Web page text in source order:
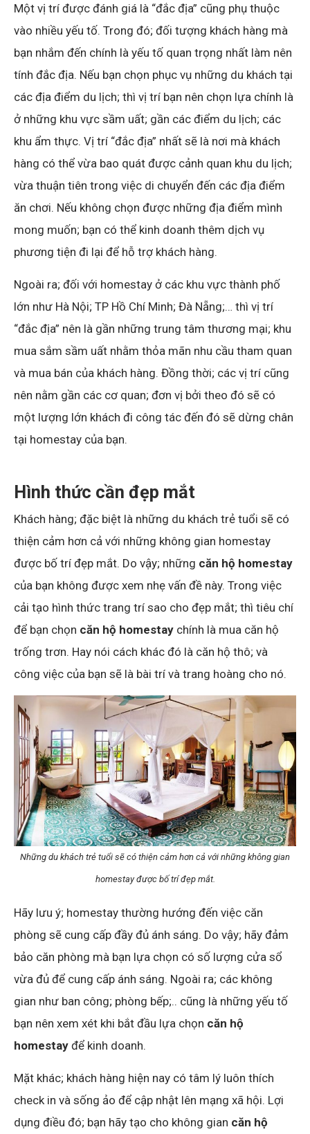
Một vị trí được đánh giá là “đắc địa” cũng phụ thuộc
vào nhiều yếu tố. Trong đó; đối tượng khách hàng mà
bạn nhắm đến chính là yếu tố quan trọng nhất làm nên
tính đắc địa. Nếu bạn chọn phục vụ những du khách tại
các địa điểm du lịch; thì vị trí bạn nên chọn lựa chính là
ở những khu vực sầm uất; gần các điểm du lịch; các
khu ẩm thực. Vị trí “đắc địa” nhất sẽ là nơi mà khách
hàng có thể vừa bao quát được cảnh quan khu du lịch;
vừa thuận tiên trong việc di chuyển đến các địa điểm
ăn chơi. Nếu không chọn được những địa điểm mình
mong muốn; bạn có thể kinh doanh thêm dịch vụ
phương tiện đi lại để hỗ trợ khách hàng.
Ngoài ra; đối với homestay ở các khu vực thành phố
lớn như Hà Nội; TP Hồ Chí Minh; Đà Nẵng;… thì vị trí
“đắc địa” nên là gần những trung tâm thương mại; khu
mua sắm sầm uất nhằm thỏa mãn nhu cầu tham quan
và mua bán của khách hàng. Đồng thời; các vị trí cũng
nên nằm gần các cơ quan; đơn vị bởi theo đó sẽ có
một lượng lớn khách đi công tác đến đó sẽ dừng chân
tại homestay của bạn.
Hình thức cần đẹp mắt
Khách hàng; đặc biệt là những du khách trẻ tuổi sẽ có
thiện cảm hơn cả với những không gian homestay
được bố trí đẹp mắt. Do vậy; những căn hộ homestay
của bạn không được xem nhẹ vấn đề này. Trong việc
cải tạo hình thức trang trí sao cho đẹp mắt; thì tiêu chí
để bạn chọn căn hộ homestay chính là mua căn hộ
trống trơn. Hay nói cách khác đó là căn hộ thô; và
công việc của bạn sẽ là bài trí và trang hoàng cho nó.
Những du khách trẻ tuổi sẽ có thiện cảm hơn cả với những không gian
homestay được bố trí đẹp mắt.
Hãy lưu ý; homestay thường hướng đến việc căn
phòng sẽ cung cấp đầy đủ ánh sáng. Do vậy; hãy đảm
bảo căn phòng mà bạn lựa chọn có số lượng cửa sổ
vừa đủ để cung cấp ánh sáng. Ngoài ra; các không
gian như ban công; phòng bếp;.. cũng là những yếu tố
bạn nên xem xét khi bắt đầu lựa chọn căn hộ
homestay để kinh doanh.
Mặt khác; khách hàng hiện nay có tâm lý luôn thích
check in và sống ảo để cập nhật lên mạng xã hội. Lợi
dụng điều đó; bạn hãy tạo cho không gian căn hộ